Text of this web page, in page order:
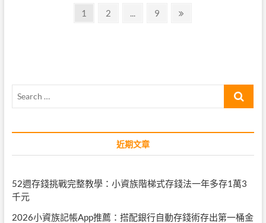
Page
1 Page
2 ... Page
9
Search
近期文章
52週存錢挑戰完整教學：小資族階梯式存錢法一年多存1萬3
千元
2026小資族記帳App推薦：搭配銀行自動存錢術存出第一桶金